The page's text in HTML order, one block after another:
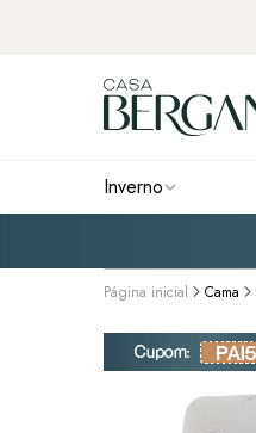
Inverno
Página inicial Cama